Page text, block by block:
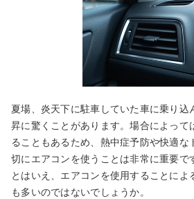
夏場、炎天下に駐車していた車に乗り込
昇に驚くことがあります。場合によっ
ることもあるため、熱中症予防や快適な
切にエアコンを使うことは非常に重要で
とはいえ、エアコンを使用することによ
も多いのではないでしょうか。